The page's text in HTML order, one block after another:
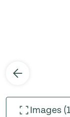
Images